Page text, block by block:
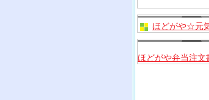
ほどがや☆元
ほどがや弁当注文